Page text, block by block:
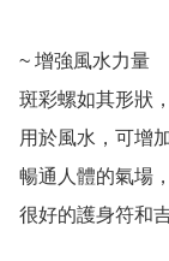
~ 增強風水力量
斑彩螺如其形狀
用於風水，可增
暢通人體的氣場
很好的護身符和